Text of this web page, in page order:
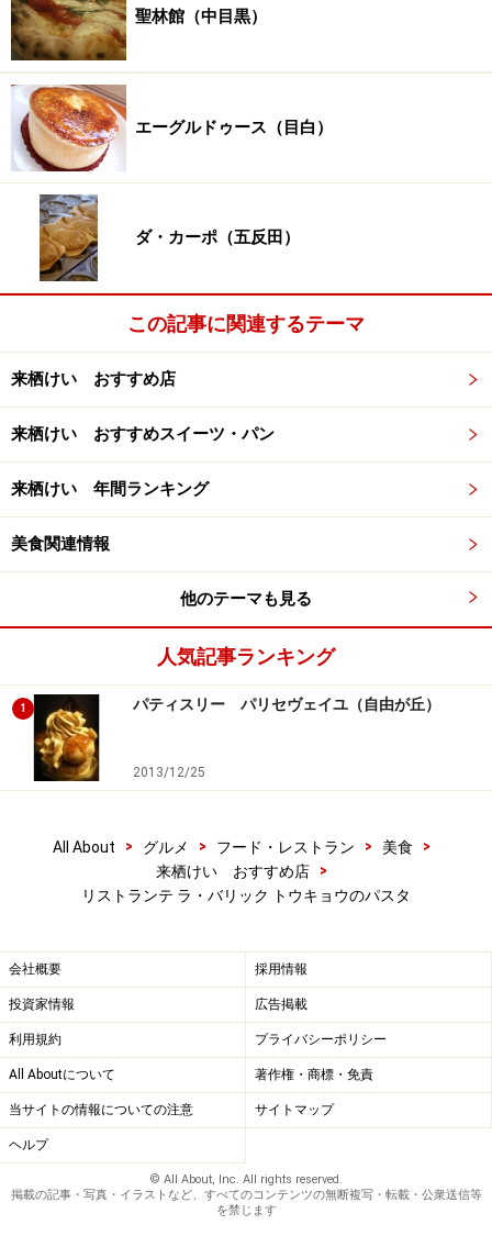
聖林館（中目黒）
エーグルドゥース（目白）
ダ・カーポ（五反田）
この記事に関連するテーマ
来栖けい おすすめ店
来栖けい おすすめスイーツ・パン
来栖けい 年間ランキング
美食関連情報
他のテーマも見る
人気記事ランキング
1 パティスリー パリセヴェイユ（自由が丘）
2013/12/25
All About > グルメ > フード・レストラン > 美食
>
来栖けい おすすめ店
>
リストランテ ラ・バリック トウキョウのパスタ
会社概要 採用情報
投資家情報 広告掲載
利用規約 プライバシーポリシー
All Aboutについて 著作権・商標・免責
当サイトの情報についての注意 サイトマップ
ヘルプ
© All About, Inc. All rights reserved.
掲載の記事・写真・イラストなど、すべてのコンテンツの無断複写・転載・公衆送信等
を禁じます